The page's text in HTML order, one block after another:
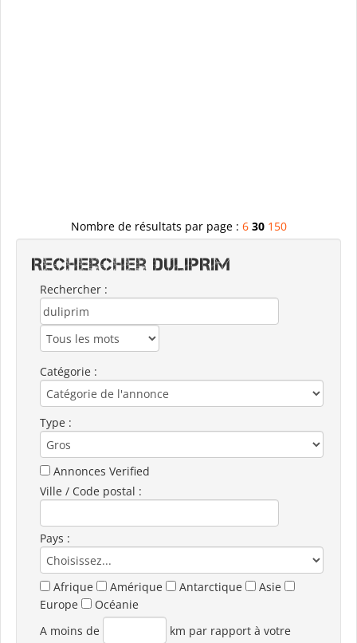
Nombre de résultats par page : 6 30 150
Rechercher DULIPRIM
Rechercher :
Catégorie :
Type :
Annonces Verified
Ville / Code postal :
Pays :
Afrique Amérique Antarctique
Asie
Europe
Océanie
A moins de
km par rapport à votre